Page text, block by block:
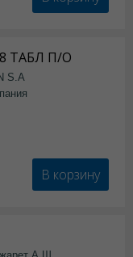
ТАБЛ П/О
S.A
В корзину